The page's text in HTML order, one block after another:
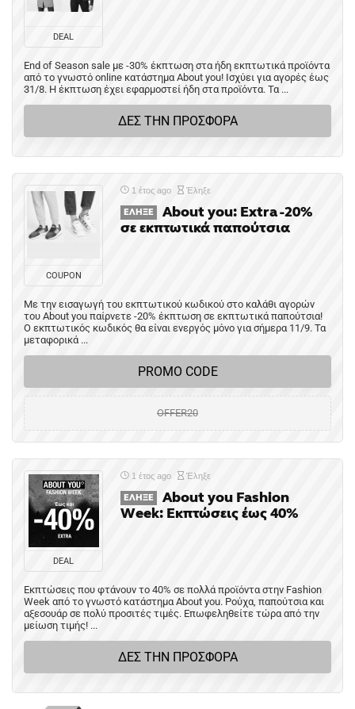
DEAL
End of Season sale με -30% έκπτωση στα ήδη εκπτωτικά προϊόντα
από το γνωστό online κατάστημα About you! Ισχύει για αγορές έως
31/8. Η έκπτωση έχει εφαρμοστεί ήδη στα προϊόντα. Τα ...
ΔΕΣ ΤΗΝ ΠΡΟΣΦΟΡΑ
COUPON
1 έτος ago Έληξε
ΈΛΗΞΕ
About you: Extra -20%
σε εκπτωτικά παπούτσια
Με την εισαγωγή του εκπτωτικού κωδικού στο καλάθι αγορών
του About you παίρνετε -20% έκπτωση σε εκπτωτικά παπούτσια!
Ο εκπτωτικός κωδικός θα είναι ενεργός μόνο για σήμερα 11/9. Τα
μεταφορικά ...
PROMO CODE
OFFER20
DEAL
1 έτος ago Έληξε
ΈΛΗΞΕ
About you Fashion
Week: Εκπτώσεις έως 40%
Εκπτώσεις που φτάνουν το 40% σε πολλά προϊόντα στην Fashion
Week από το γνωστό κατάστημα About you. Ρούχα, παπούτσια και
αξεσουάρ σε πολύ προσιτές τιμές. Επωφεληθείτε τώρα από την
μείωση τιμής! ...
ΔΕΣ ΤΗΝ ΠΡΟΣΦΟΡΑ